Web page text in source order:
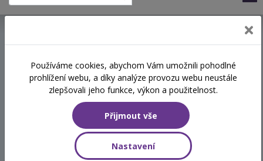
kvalifikační vzdělávání
Kvalifikační kurz pro
pracovníky v sociálních
službách
Používáme cookies, abychom Vám umožnili pohodlné
prohlížení webu, a díky analýze provozu webu neustále
zlepšovali jeho funkce, výkon a použitelnost.
Přijmout vše
Nastavení